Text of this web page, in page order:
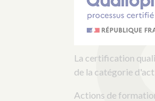
La certification
de la catégorie
Actions de